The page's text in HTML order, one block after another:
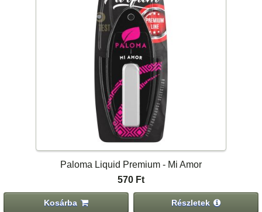
Paloma Liquid Premium - Mi Amor
570 Ft
Kosárba Részletek